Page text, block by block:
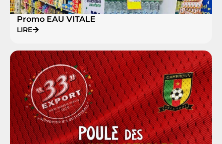
Promo EAU VITALE
LIRE